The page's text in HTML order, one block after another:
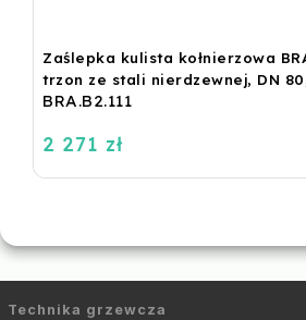
Zaślepka kulista kołnierzowa
trzon ze stali nierdzewnej, DN
BRA.B2.111
2 271 zł
Technika grzewcza